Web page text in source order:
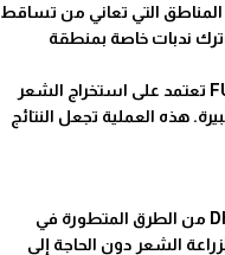
التي تعاني من تساقط
ندبات خاصة بمنطقة
على عكس زراعة الشعر بالشريحة، تقنية FUE تعتمد على استخراج الشعر
هذه العملية تجعل النتائج
تعتبر تقنية DHI (Direct Hair Implantation) من الطرق المتطورة في
الشعر دون الحاجة إلى